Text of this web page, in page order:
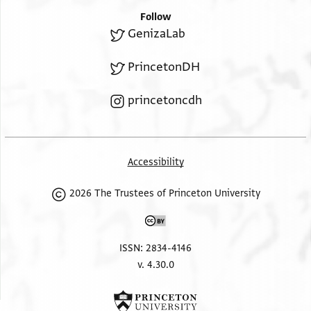
וסידי אבו כתיר וגמיע אצחאבנא אלינא וכתבת עלי
Follow
GenizaLab
PrincetonDH
princetoncdh
Accessibility
2026 The Trustees of Princeton University
ISSN: 2834-4146
v. 4.30.0